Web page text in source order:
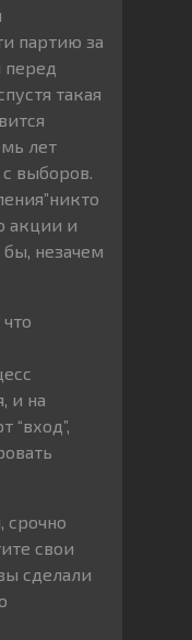
партию за
такая
лет
выборов.
акции и
незачем
и на
“вход”,
срочно
свои
сделали